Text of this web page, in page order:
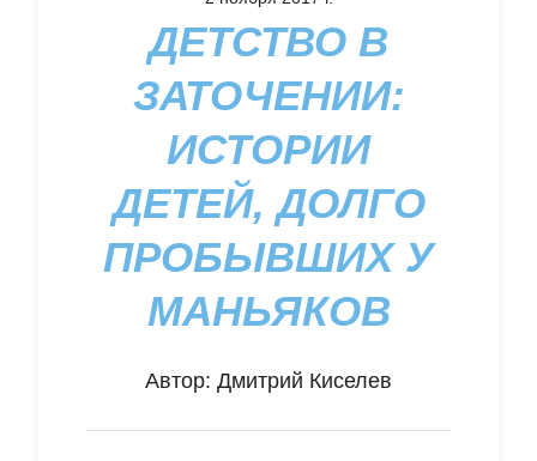
ДЕТСТВО В
ЗАТОЧЕНИИ:
ИСТОРИИ
ДЕТЕЙ, ДОЛГО
ПРОБЫВШИХ У
МАНЬЯКОВ
Автор: Дмитрий Киселев